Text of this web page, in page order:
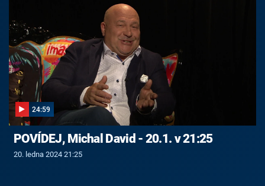
24:59
POVÍDEJ, Michal David - 20.1. v 21:25
20. ledna 2024 21:25